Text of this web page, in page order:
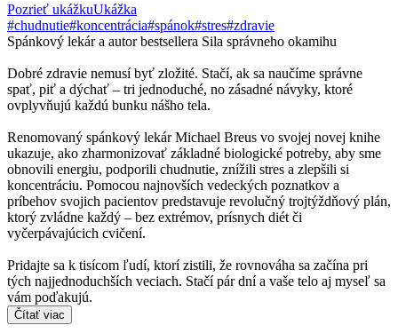
Pozrieť ukážkuUkážka
#chudnutie#koncentrácia#spánok#stres#zdravie
Spánkový lekár a autor bestsellera Sila správneho okamihu
Dobré zdravie nemusí byť zložité. Stačí, ak sa naučíme správne
spať, piť a dýchať – tri jednoduché, no zásadné návyky, ktoré
ovplyvňujú každú bunku nášho tela.
Renomovaný spánkový lekár Michael Breus vo svojej novej knihe
ukazuje, ako zharmonizovať základné biologické potreby, aby sme
obnovili energiu, podporili chudnutie, znížili stres a zlepšili si
koncentráciu. Pomocou najnovších vedeckých poznatkov a
príbehov svojich pacientov predstavuje revolučný trojtýždňový plán,
ktorý zvládne každý – bez extrémov, prísnych diét či
vyčerpávajúcich cvičení.
Pridajte sa k tisícom ľudí, ktorí zistili, že rovnováha sa začína pri
tých najjednoduchších veciach. Stačí pár dní a vaše telo aj myseľ sa
vám poďakujú.
Čítať viac